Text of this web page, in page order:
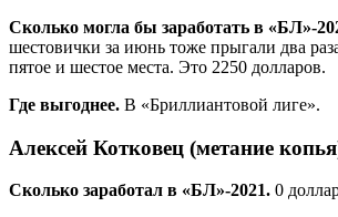
Сколько могла бы заработать в «БЛ»-
шестовички за июнь тоже прыгали два
пятое и шестое места. Это 2250 долларов.
Где выгоднее. В «Бриллиантовой лиге».
Алексей Котковец (метание
Сколько заработал в «БЛ»-2021. 0